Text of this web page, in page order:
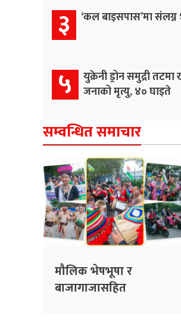
३ ‘कल बाइसपास’मा संलग्न
५ युक्रेनी ड्रोन समुद्री
जनाको मृत्यु, ४० घाइते
सम्वन्धित समाचार
मौलिक भेषभूषा र
बाजागाजासहित